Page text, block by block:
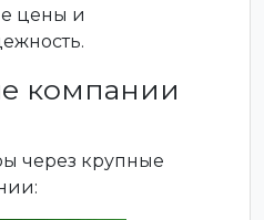
цены и
компании
через крупные